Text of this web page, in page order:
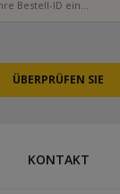
KONTAKT